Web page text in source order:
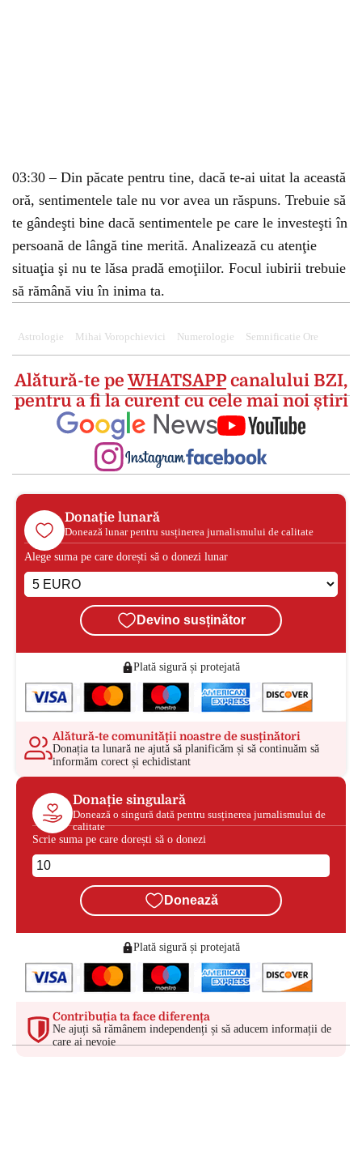
03:30 – Din păcate pentru tine, dacă te-ai uitat la această
oră, sentimentele tale nu vor avea un răspuns. Trebuie să
te gândeşti bine dacă sentimentele pe care le investeşti în
persoană de lângă tine merită. Analizează cu atenţie
situaţia şi nu te lăsa pradă emoţiilor. Focul iubirii trebuie
să rămână viu în inima ta.
Astrologie Mihai Voropchievici Numerologie Semnificatie Ore
Alătură-te peWHATSAPPcanalului BZI,
pentru a fi la curent cu cele mai noi știri
Donație lunară
Donează lunar pentru susținerea jurnalismului de calitate
Alege suma pe care dorești să o donezi lunar
Devino susținător
Plată sigură și protejată
Alătură-te comunității noastre de susținători
Donația ta lunară ne ajută să planificăm și să continuăm să
informăm corect și echidistant
Donație singulară
Donează o singură dată pentru susținerea jurnalismului de
calitate
Scrie suma pe care dorești să o donezi
Donează
Plată sigură și protejată
Contribuția ta face diferența
Ne ajuți să rămânem independenți și să aducem informații de
care ai nevoie